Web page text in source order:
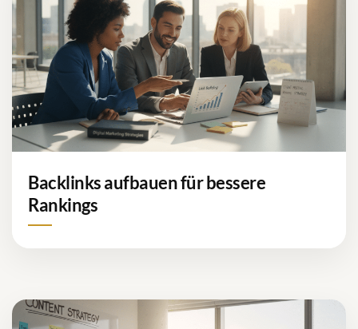
Backlinks aufbauen für bessere
Rankings